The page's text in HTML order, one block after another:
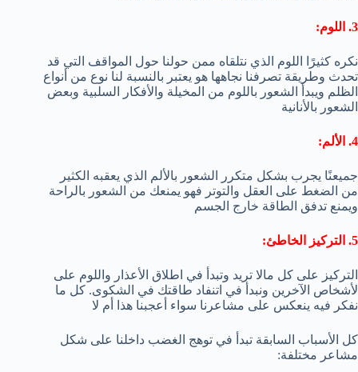
3. اللوم:
نكره كثيرًا اللوم الذي نتلقاه ممن حولنا حول المواقف التي قد
تحدث وطريقة تصرفنا نجاهها هو يعتبر بالنسبة لنا نوع من أنواع
الظلم ويبدأ الشعور باللوم من المخيلة والأفكار السلبية وبعض
الشعور بالأنانية
4. الألم:
جميعنًا يجرب بشكل متكرر الشعور بالألم الذي يعقبه الكثير
من الضغط على العقل والتوتر فهو يمنعك من الشعور بالراحة
ويمنع تدفق الطاقة خارج الجسم
5. التركيز الخاطئ:
التركيز على كل مالا تريد وتبدأ في اطلاق الأعذار واللوم على
لأشخاص الآخرين ونبدأ في اتنفاد طاقتك في الشكوى. كل ما
نفكر فيه ينعكس على مشاعرنا سواء أعجبنا هذا أم لا
كل الأسباب السابقة تبدأ في توهج الغضب داخلنا على شكل
مشاعر مختلفة: